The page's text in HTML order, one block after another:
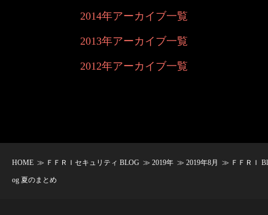
2014年アーカイブ一覧
2013年アーカイブ一覧
2012年アーカイブ一覧
HOME ≫ ＦＦＲＩセキュリティ BLOG ≫ 2019年 ≫ 2019年8月 ≫ ＦＦＲＩ Bl
og 夏のまとめ